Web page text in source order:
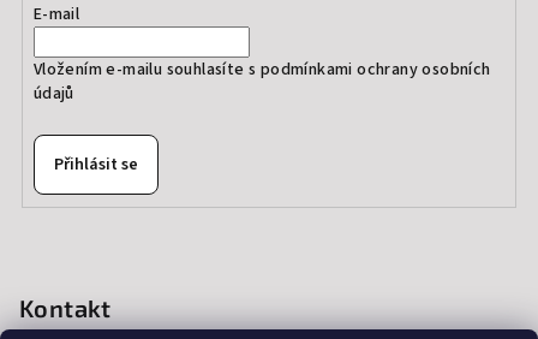
E-mail
Vložením e-mailu souhlasíte s podmínkami ochrany osobních
údajů
Přihlásit se
Kontakt